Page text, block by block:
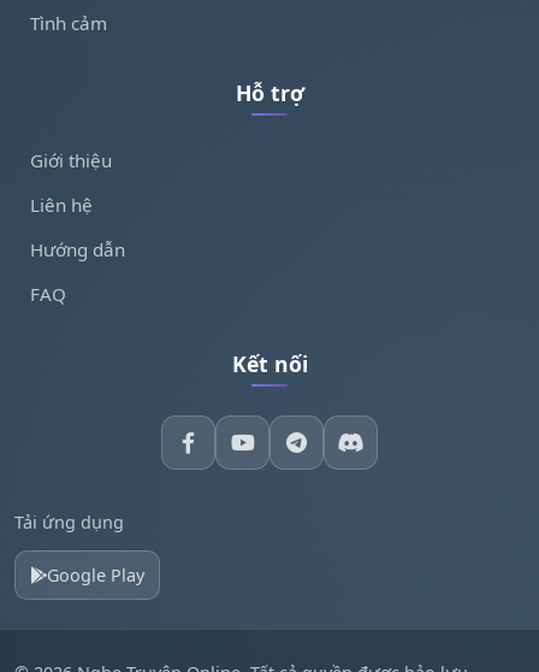
Tình cảm
Hỗ trợ
Giới thiệu
Liên hệ
Hướng dẫn
FAQ
Kết nối
Tải ứng dụng
Google Play